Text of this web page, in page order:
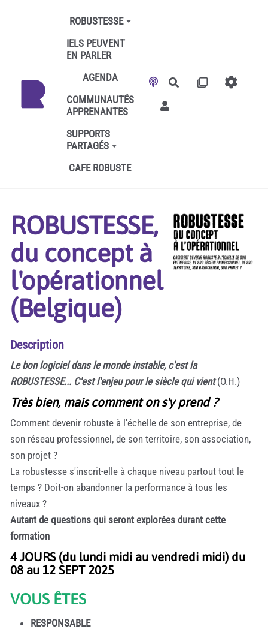
Aller au contenu principal
ROBUSTESSE
IELS PEUVENT
EN PARLER
AGENDA
COMMUNAUTÉS
APPRENANTES
SUPPORTS
PARTAGÉS
CAFE ROBUSTE
Rechercher
ROBUSTESSE,
du concept à
l'opérationnel
(Belgique)
Description
Le bon logiciel dans le monde instable, c'est la
ROBUSTESSE... C'est l'enjeu pour le siècle qui vient(O.H.)
Très bien, mais comment on s'y prend ?
Comment devenir robuste à l'échelle de son entreprise, de
son réseau professionnel, de son territoire, son association,
son projet ?
La robustesse s'inscrit-elle à chaque niveau partout tout le
temps ? Doit-on abandonner la performance à tous les
niveaux ?
Autant de questions qui seront explorées durant cette
formation
4 JOURS (du lundi midi au vendredi midi) du
08 au 12 SEPT 2025
VOUS ÊTES
RESPONSABLE